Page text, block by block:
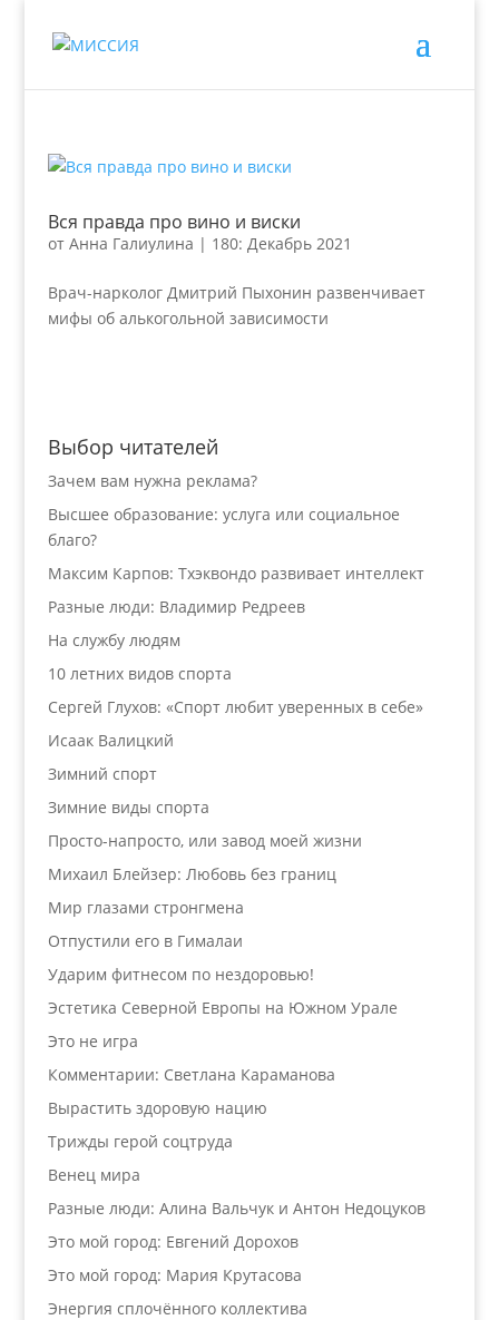
Вся правда про вино и виски
от Анна Галиулина | 180: Декабрь 2021
Врач-нарколог Дмитрий Пыхонин развенчивает
мифы об алькогольной зависимости
Выбор читателей
Зачем вам нужна реклама?
Высшее образование: услуга или социальное
благо?
Максим Карпов: Тхэквондо развивает интеллект
Разные люди: Владимир Редреев
На службу людям
10 летних видов спорта
Сергей Глухов: «Спорт любит уверенных в себе»
Исаак Валицкий
Зимний спорт
Зимние виды спорта
Просто-напросто, или завод моей жизни
Михаил Блейзер: Любовь без границ
Мир глазами стронгмена
Отпустили его в Гималаи
Ударим фитнесом по нездоровью!
Эстетика Северной Европы на Южном Урале
Это не игра
Комментарии: Светлана Караманова
Вырастить здоровую нацию
Трижды герой соцтруда
Венец мира
Разные люди: Алина Вальчук и Антон Недоцуков
Это мой город: Евгений Дорохов
Это мой город: Мария Крутасова
Энергия сплочённого коллектива